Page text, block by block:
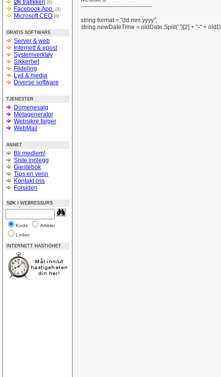
Øk trafikken (8)
Facebook App. (4)
Microsoft CEO (6)
GRATIS SOFTWARE
Server & web
Internett & epost
Systemverktøy
Sikkerhet
Fildeling
Lyd & media
Diverse software
TJENESTER
Domenesalg
Metagenerator
Websikre farger
WebMail
ANNET
Bli medlem!
Siste innlegg
Gjestebok
Tips en venn
Kontakt oss
Forsiden
SØK I WEBRESSURS
Kode
Artikler
Linker
INTERNETT HASTIGHET
------------------------------------
string format = "dd.mm.yyyy";
string newDateTime = oldDate.Split('.')[2] + "-" +